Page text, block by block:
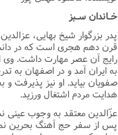
خـاندان سـبز
قرن دهم هجرى است که در
رایج آن عصر مهارت داشت. وى
به ایران آمد و در اصفهان
صفویان بیاید. او نیز پذیرفت
هدایت مردم اشتغال ورزید.
عزّالدین معتقد به وجوب عینى